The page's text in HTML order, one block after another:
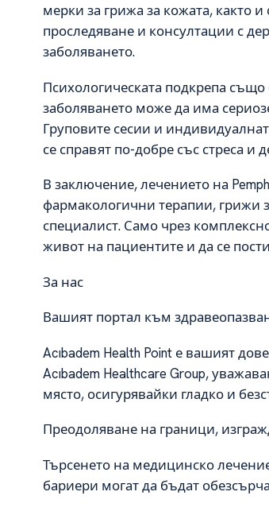
мерки за грижа за кожата, както
проследяване и консултации с
заболяването.
Психологическата подкрепа също
заболяването може да има
Груповите сесии и
се справят по-добре със стреса и
В заключение, лечението на
фармакологични терапии, грижи
специалист. Само чрез
живот на пациентите и да се
За нас
Вашият портал към
Acıbadem Health Point е вашият
Acıbadem Healthcare Group,
място, осигурявайки гладко и
Преодоляване на граници,
Търсенето на медицинско
бариери могат да бъдат